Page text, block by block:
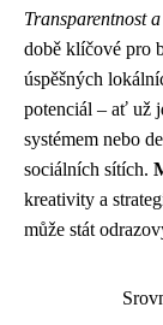
Transparentnost
době klíčové pro
úspěšných
potenciál – ať už
systémem nebo
sociálních sítích.
kreativity a
může stát